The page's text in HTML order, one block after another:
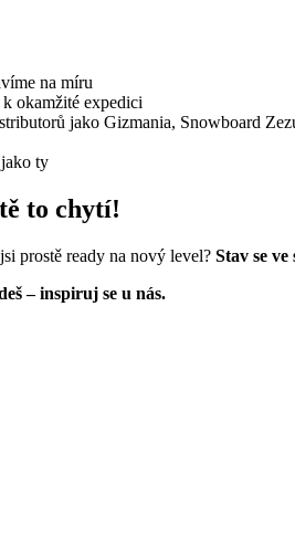
na míru
okamžité expedici
jako Gizmania, Snowboard
ty
to chytí!
prostě ready na nový level? Stav se
– inspiruj se u nás.